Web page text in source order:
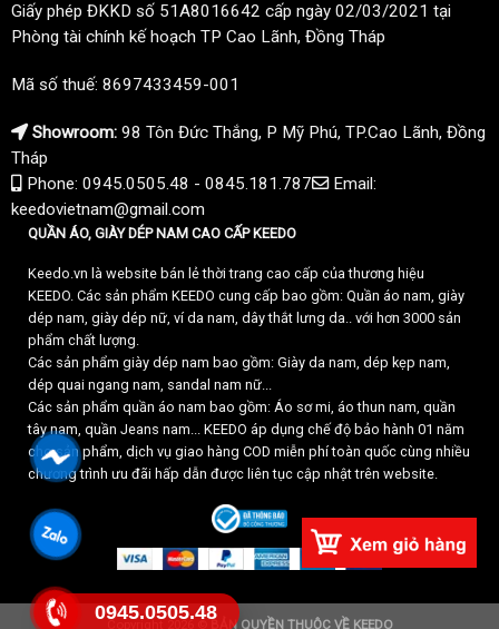
Giấy phép ĐKKD số 51A8016642 cấp ngày 02/03/2021 tại
Phòng tài chính kế hoạch TP Cao Lãnh, Đồng Tháp
Mã số thuế: 8697433459-001
Showroom: 98 Tôn Đức Thắng, P Mỹ Phú, TP.Cao Lãnh, Đồng
Tháp
Phone: 0945.0505.48 - 0845.181.787
Email:
keedovietnam@gmail.com
QUẦN ÁO, GIÀY DÉP NAM CAO CẤP KEEDO
Keedo.vn là website bán lẻ thời trang cao cấp của thương hiệu
KEEDO. Các sản phẩm KEEDO cung cấp bao gồm: Quần áo nam, giày
dép nam, giày dép nữ, ví da nam, dây thắt lưng da.. với hơn 3000 sản
phẩm chất lượng.
Các sản phẩm giày dép nam bao gồm: Giày da nam, dép kẹp nam,
dép quai ngang nam, sandal nam nữ...
Các sản phẩm quần áo nam bao gồm: Áo sơ mi, áo thun nam, quần
tây nam, quần Jeans nam... KEEDO áp dụng chế độ bảo hành 01 năm
cho sản phẩm, dịch vụ giao hàng COD miễn phí toàn quốc cùng nhiều
chương trình ưu đãi hấp dẫn được liên tục cập nhật trên website.
BẢN QUYỀN THUỘC VỀ KEEDO
0945.0505.48